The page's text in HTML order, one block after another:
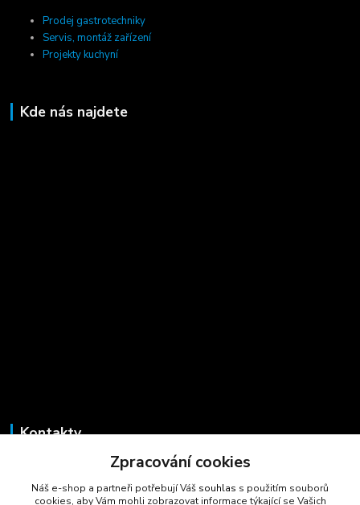
Prodej gastrotechniky
Servis, montáž zařízení
Projekty kuchyní
Kde nás najdete
Kontakty
+420 723 725 881
(Po-Pá, 8-16 hod.)
Zpracování cookies
Náš e-shop a partneři potřebují Váš souhlas s použitím souborů
cookies, aby Vám mohli zobrazovat informace týkající se Vašich